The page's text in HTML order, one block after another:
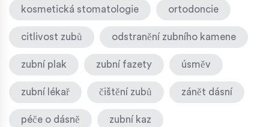
kosmetická stomatologie ortodoncie
citlivost zubů odstranění zubního kamene
zubní plak zubní fazety úsměv
zubní lékař čištění zubů zánět dásní
péče o dásně zubní kaz